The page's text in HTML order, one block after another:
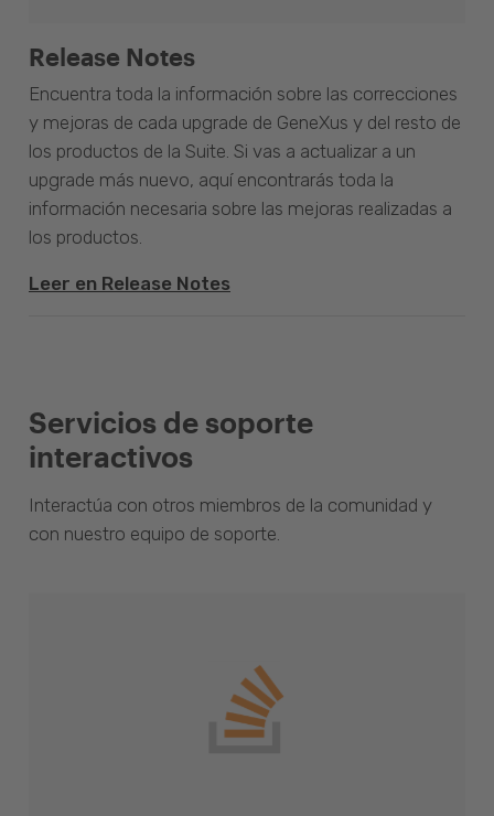
Release Notes
Encuentra toda la información sobre las correcciones
y mejoras de cada upgrade de GeneXus y del resto de
los productos de la Suite. Si vas a actualizar a un
upgrade más nuevo, aquí encontrarás toda la
información necesaria sobre las mejoras realizadas a
los productos.
Leer en Release Notes
Servicios de soporte
interactivos
Interactúa con otros miembros de la comunidad y
con nuestro equipo de soporte.